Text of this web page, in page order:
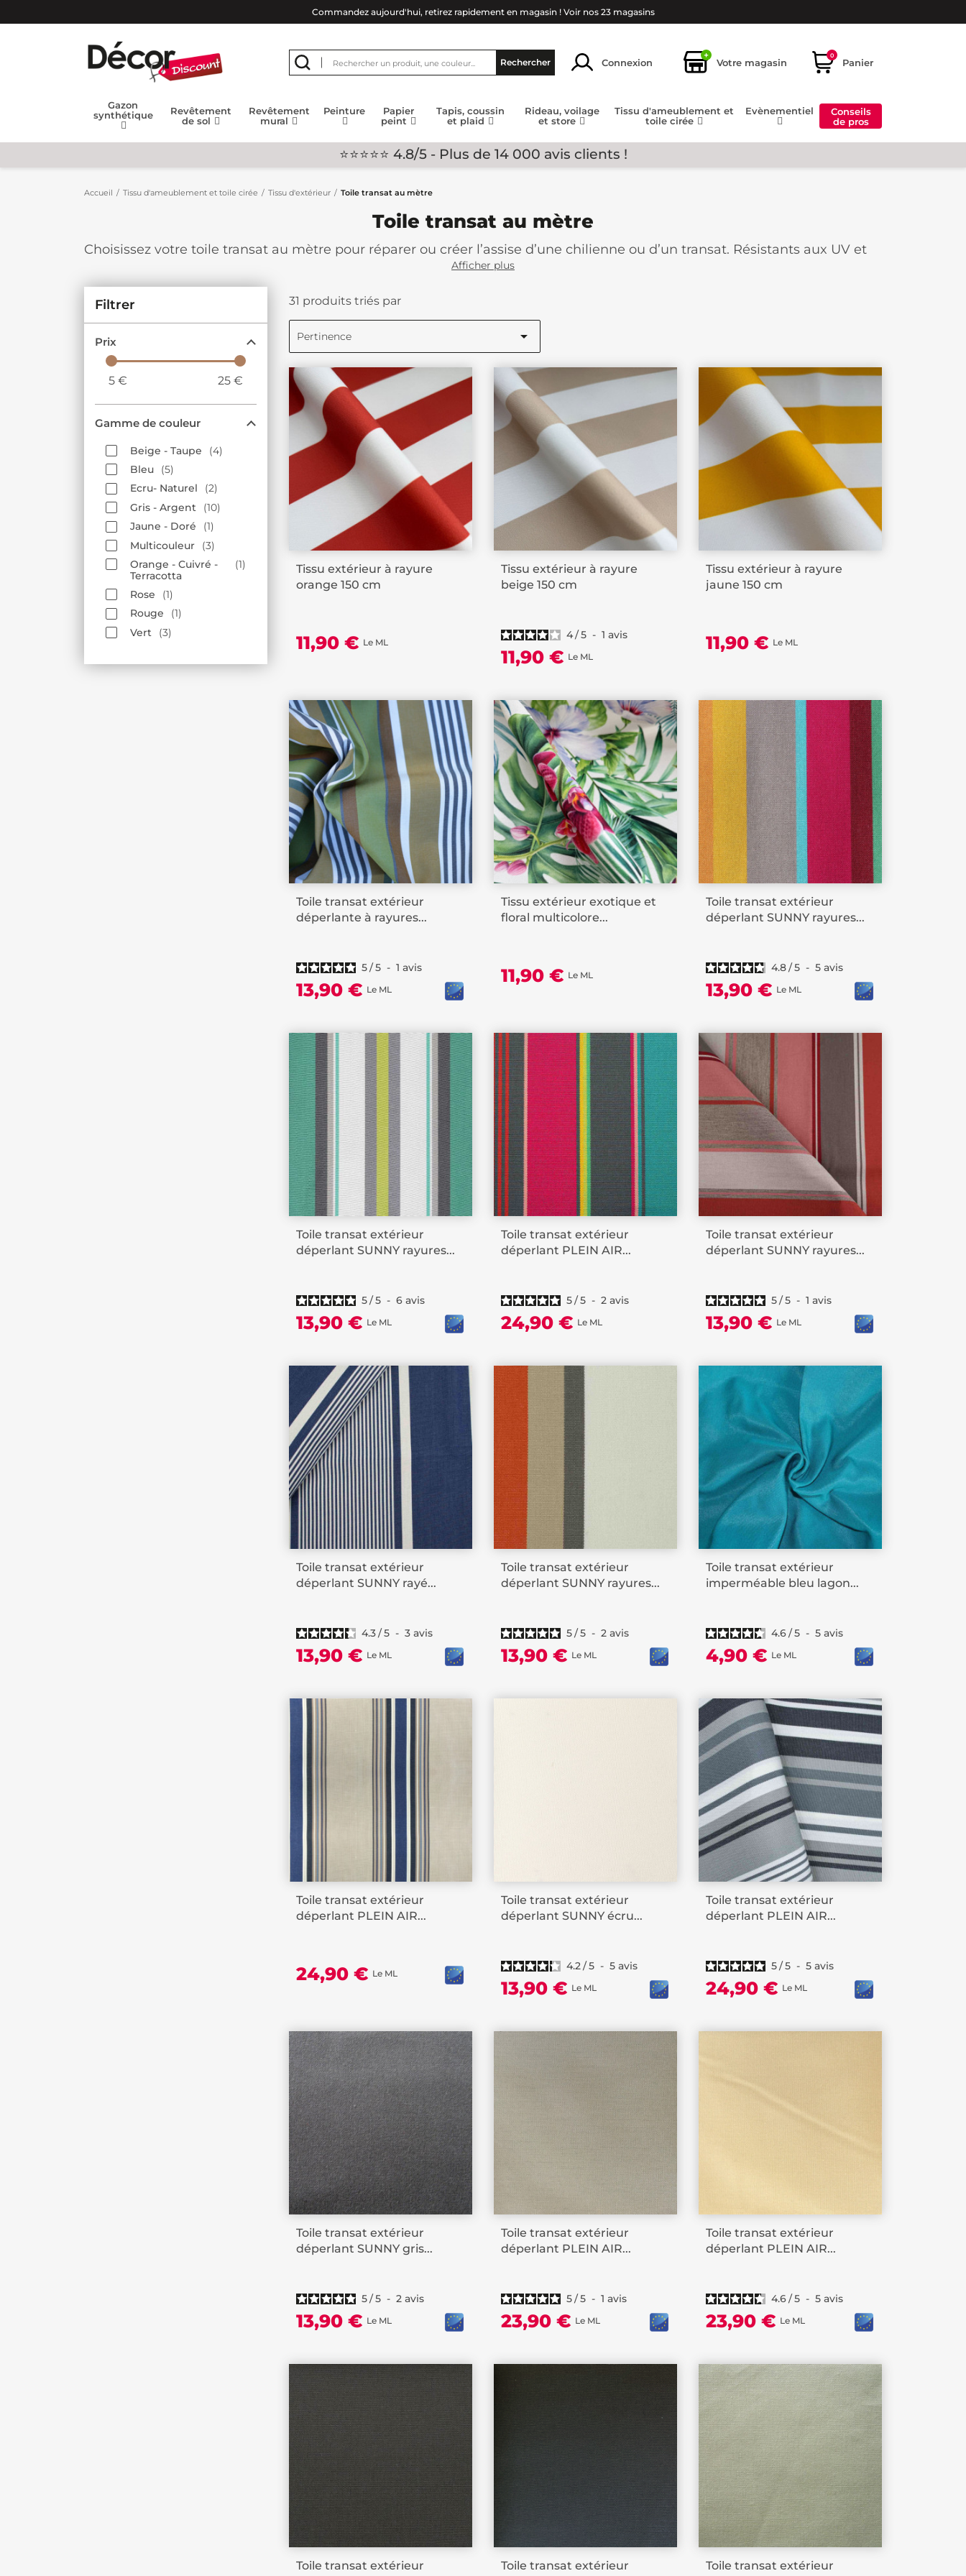
Commandez aujourd'hui, retirez rapidement en magasin ! Voir nos 23 magasins
Rechercher Connexion
+
Votre magasin
0
Panier
Gazon
synthétique
Revêtement
de sol
Revêtement
mural
Peinture
Papier
peint
Tapis, coussin
et plaid
Rideau, voilage
et store
Tissu d'ameublement et
toile cirée
Evènementiel
Conseils
de pros
⭐⭐⭐⭐⭐ 4.8/5 - Plus de 14 000 avis clients !
Accueil Tissu d'ameublement et toile cirée Tissu d'extérieur Toile transat au mètre
Toile transat au mètre
Choisissez votre toile transat au mètre pour réparer ou créer l’assise d’une chilienne ou d’un transat. Résistants aux UV et
aux intempéries, nos tissus outdoor sont parfaits pour le mobilier de jardin.
Afficher plus
Filtrer
Prix
5 € 25 €
Gamme de couleur
Beige - Taupe
4
Bleu
5
Ecru- Naturel
2
Gris - Argent
10
Jaune - Doré
1
Multicouleur
3
Orange - Cuivré -
Terracotta
1
Rose
1
Rouge
1
Vert
3
31 produits triés par
Pertinence 
Tissu extérieur à rayure
orange 150 cm
11,90 € Le ML
Tissu extérieur à rayure
beige 150 cm
4/5 - 1 avis
11,90 € Le ML
Tissu extérieur à rayure
jaune 150 cm
11,90 € Le ML
Toile transat extérieur
déperlante à rayures...
5/5 - 1 avis
13,90 € Le ML
Tissu extérieur exotique et
floral multicolore...
11,90 € Le ML
Toile transat extérieur
déperlant SUNNY rayures...
4.8/5 - 5 avis
13,90 € Le ML
Toile transat extérieur
déperlant SUNNY rayures...
5/5 - 6 avis
13,90 € Le ML
Toile transat extérieur
déperlant PLEIN AIR...
5/5 - 2 avis
24,90 € Le ML
Toile transat extérieur
déperlant SUNNY rayures...
5/5 - 1 avis
13,90 € Le ML
Toile transat extérieur
déperlant SUNNY rayé...
4.3/5 - 3 avis
13,90 € Le ML
Toile transat extérieur
déperlant SUNNY rayures...
5/5 - 2 avis
13,90 € Le ML
Toile transat extérieur
imperméable bleu lagon...
4.6/5 - 5 avis
4,90 € Le ML
Toile transat extérieur
déperlant PLEIN AIR...
24,90 € Le ML
Toile transat extérieur
déperlant SUNNY écru...
4.2/5 - 5 avis
13,90 € Le ML
Toile transat extérieur
déperlant PLEIN AIR...
5/5 - 5 avis
24,90 € Le ML
Toile transat extérieur
déperlant SUNNY gris...
5/5 - 2 avis
13,90 € Le ML
Toile transat extérieur
déperlant PLEIN AIR...
5/5 - 1 avis
23,90 € Le ML
Toile transat extérieur
déperlant PLEIN AIR...
4.6/5 - 5 avis
23,90 € Le ML
Toile transat extérieur
Toile transat extérieur
Toile transat extérieur